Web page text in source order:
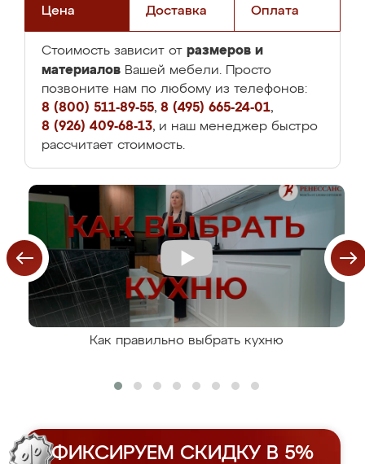
Цена Доставка Оплата
Стоимость зависит от размеров и
материалов Вашей мебели. Просто
позвоните нам по любому из телефонов:
8 (800) 511-89-55, 8 (495) 665-24-01,
8 (926) 409-68-13, и наш менеджер быстро
рассчитает стоимость.
Как правильно выбрать кухню
ФИКСИРУЕМ СКИДКУ В 5%